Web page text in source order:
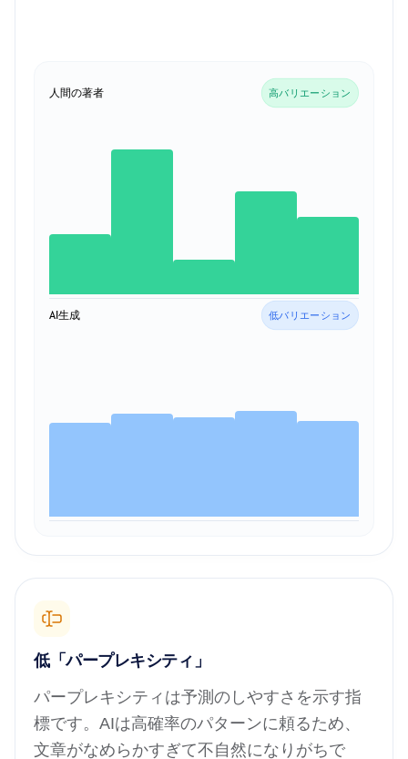
人間の著者 高バリエーション
AI生成 低バリエーション
低「パープレキシティ」
パープレキシティは予測のしやすさを示す指
標です。AIは高確率のパターンに頼るため、
文章がなめらかすぎて不自然になりがちで